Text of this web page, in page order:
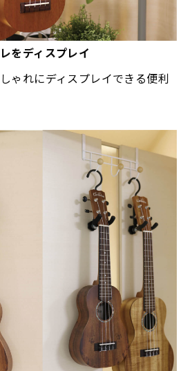
をディスプレイ
ゃれにディスプレイできる便利